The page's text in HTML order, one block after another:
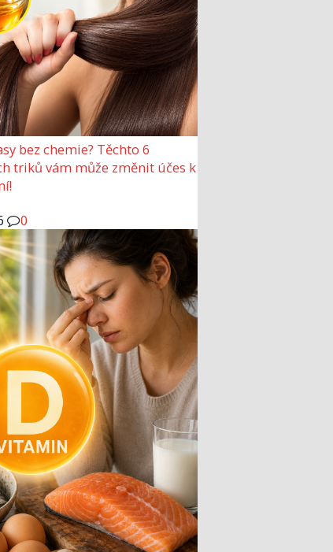
bez chemie? Těchto 6
triků vám může změnit účes k
0